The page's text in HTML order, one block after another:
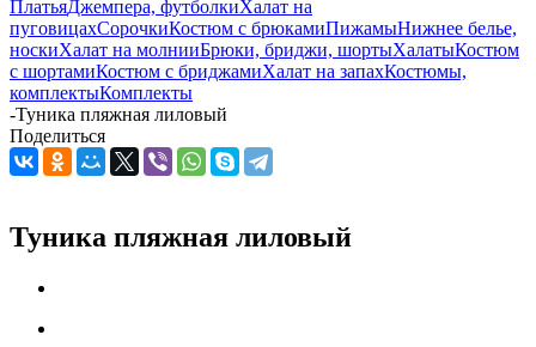
ПлатьяДжемпера, футболкиХалат на
пуговицахСорочкиКостюм с брюкамиПижамыНижнее белье,
носкиХалат на молнииБрюки, бриджи, шортыХалатыКостюм
с шортамиКостюм с бриджамиХалат на запахКостюмы,
комплектыКомплекты
-Туника пляжная лиловый
Поделиться
Туника пляжная лиловый